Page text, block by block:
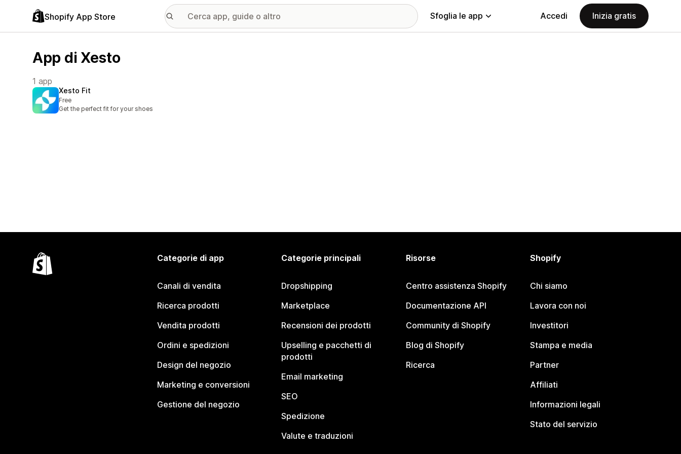
Shopify App Store Sfoglia le app Accedi Inizia gratis
App di Xesto
1 app
Xesto Fit
Free
Get the perfect fit for your shoes
Categorie di app
Canali di vendita
Ricerca prodotti
Vendita prodotti
Ordini e spedizioni
Design del negozio
Marketing e conversioni
Gestione del negozio
Categorie principali
Dropshipping
Marketplace
Recensioni dei prodotti
Upselling e pacchetti di
prodotti
Email marketing
SEO
Spedizione
Valute e traduzioni
Risorse
Centro assistenza Shopify
Documentazione API
Community di Shopify
Blog di Shopify
Ricerca
Shopify
Chi siamo
Lavora con noi
Investitori
Stampa e media
Partner
Affiliati
Informazioni legali
Stato del servizio